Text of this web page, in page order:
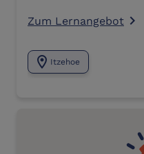
Zum Lernangebot navigate_next
location_on Itzehoe